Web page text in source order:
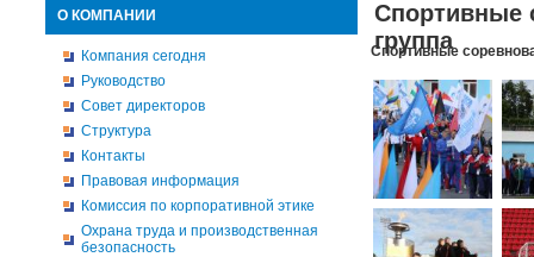
О КОМПАНИИ
Компания сегодня
Руководство
Совет директоров
Структура
Контакты
Правовая информация
Комиссия по корпоративной этике
Охрана труда и производственная
безопасность
Спортивные
группа
Спортивные